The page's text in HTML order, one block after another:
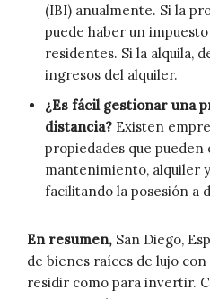
(IBI) anualmente. Si la
puede haber un
residentes. Si la alquila,
ingresos del alquiler.
¿Es fácil gestionar una
distancia? Existen
propiedades que pueden
mantenimiento, alquiler
facilitando la posesión a
En resumen, San Diego,
de bienes raíces de lujo
residir como para invertir.